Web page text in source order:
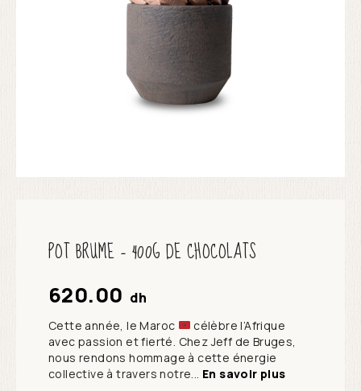
POT BRUME – 400G DE CHOCOLATS
620.00 dh
Cette année, le Maroc
célèbre l’Afrique
avec passion et fierté. Chez Jeff de Bruges,
nous rendons hommage à cette énergie
collective à travers notre... En savoir plus